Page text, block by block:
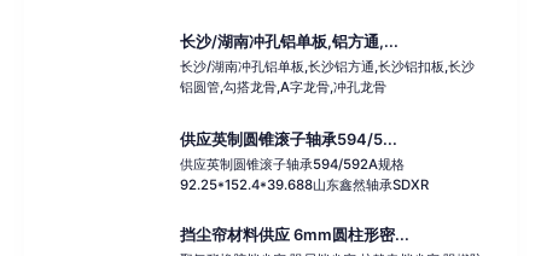
长沙/湖南冲孔铝单板,铝方通,...
长沙/湖南冲孔铝单板,长沙铝方通,长沙铝扣板,长沙
铝圆管,勾搭龙骨,A字龙骨,冲孔龙骨
供应英制圆锥滚子轴承594/5...
供应英制圆锥滚子轴承594/592A规格
92.25*152.4*39.688山东鑫然轴承SDXR
挡尘帘材料供应 6mm圆柱形密...